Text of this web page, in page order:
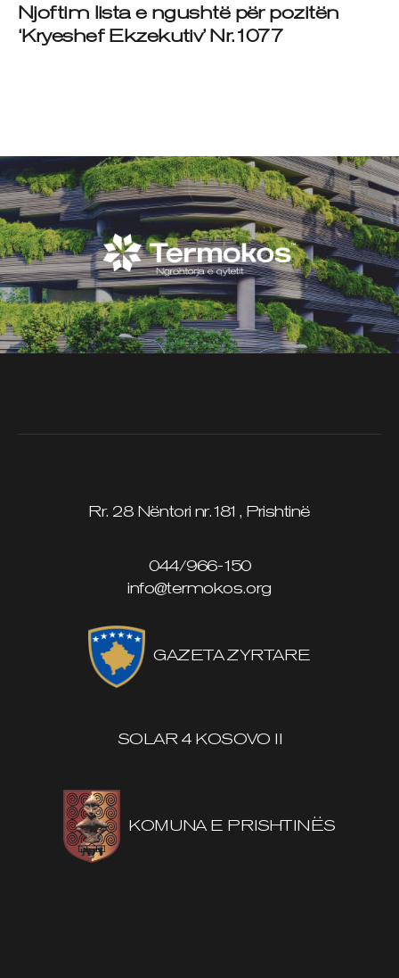
Njoftim lista e ngushtë për pozitën
‘Kryeshef Ekzekutiv’ Nr.1077
Rr. 28 Nëntori nr.181, Prishtinë
044/966-150
info@termokos.org
GAZETA ZYRTARE
SOLAR 4 KOSOVO II
KOMUNA E PRISHTINËS